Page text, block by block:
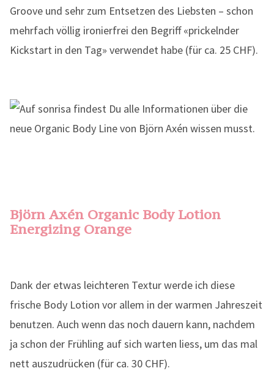
Groove und sehr zum Entsetzen des Liebsten – schon
mehrfach völlig ironierfrei den Begriff «prickelnder
Kickstart in den Tag» verwendet habe (für ca. 25 CHF).
Björn Axén Organic Body Lotion
Energizing Orange
Dank der etwas leichteren Textur werde ich diese
frische Body Lotion vor allem in der warmen Jahreszeit
benutzen. Auch wenn das noch dauern kann, nachdem
ja schon der Frühling auf sich warten liess, um das mal
nett auszudrücken (für ca. 30 CHF).